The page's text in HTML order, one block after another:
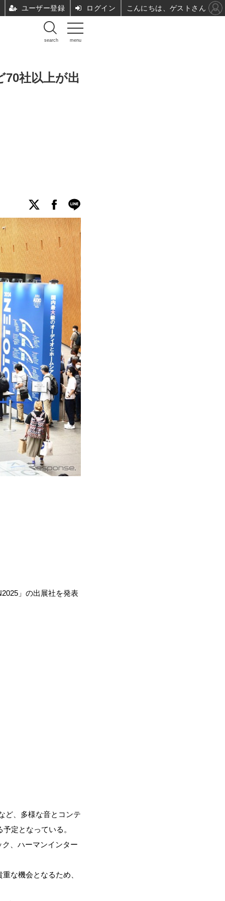
menu
search
70社以上が出
」の出展社を発表
ど、多様な音とコンテ
定となっている。
、ハーマンインター
な機会となるため、
ユーザー登録 ログイン こんにちは、ゲストさん